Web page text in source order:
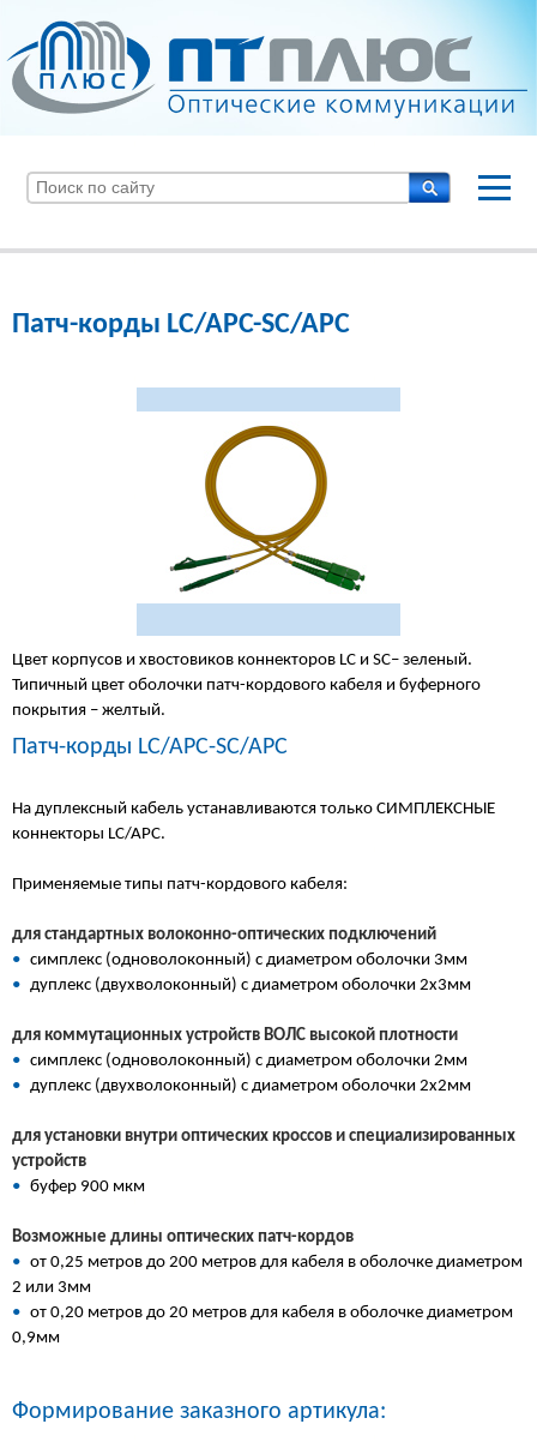
Патч-корды LC/APC-SC/APC
Цвет корпусов и хвостовиков коннекторов LC и SC– зеленый.
Типичный цвет оболочки патч-кордового кабеля и буферного
покрытия – желтый.
Патч-корды LC/APC-SC/APC
На дуплексный кабель устанавливаются только СИМПЛЕКСНЫЕ
коннекторы LC/APC.
Применяемые типы патч-кордового кабеля:
для стандартных волоконно-оптических подключений
• симплекс (одноволоконный) с диаметром оболочки 3мм
• дуплекс (двухволоконный) с диаметром оболочки 2х3мм
для коммутационных устройств ВОЛС высокой плотности
• симплекс (одноволоконный) с диаметром оболочки 2мм
• дуплекс (двухволоконный) с диаметром оболочки 2х2мм
для установки внутри оптических кроссов и специализированных
устройств
• буфер 900 мкм
Возможные длины оптических патч-кордов
• от 0,25 метров до 200 метров для кабеля в оболочке диаметром
2 или 3мм
• от 0,20 метров до 20 метров для кабеля в оболочке диаметром
0,9мм
Формирование заказного артикула: